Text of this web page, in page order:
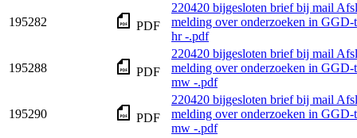
195282 PDF
220420 bijgesloten brief bij mail
melding over onderzoeken in GGD-
hr -.pdf
195288 PDF
220420 bijgesloten brief bij mail
melding over onderzoeken in GGD-
mw -.pdf
195290 PDF
220420 bijgesloten brief bij mail
melding over onderzoeken in GGD-
mw -.pdf